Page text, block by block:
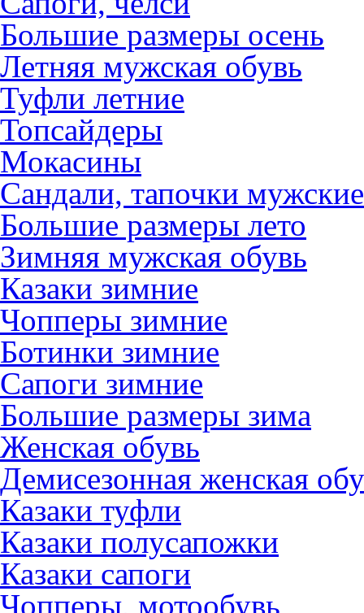
Большие размеры осень
Летняя мужская обувь
Туфли летние
Топсайдеры
Мокасины
Сандали, тапочки мужские
Большие размеры лето
Зимняя мужская обувь
Казаки зимние
Чопперы зимние
Ботинки зимние
Сапоги зимние
Большие размеры зима
Женская обувь
Демисезонная женская
Казаки туфли
Казаки полусапожки
Казаки сапоги
Чопперы, мотообувь